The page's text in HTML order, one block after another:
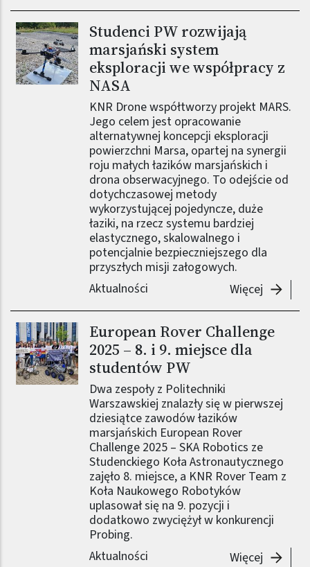
Obraz (old)
Studenci PW rozwijają
marsjański system
eksploracji we współpracy z
NASA
KNR Drone współtworzy projekt MARS.
Jego celem jest opracowanie
alternatywnej koncepcji eksploracji
powierzchni Marsa, opartej na synergii
roju małych łazików marsjańskich i
drona obserwacyjnego. To odejście od
dotychczasowej metody
wykorzystującej pojedyncze, duże
łaziki, na rzecz systemu bardziej
elastycznego, skalowalnego i
potencjalnie bezpieczniejszego dla
przyszłych misji załogowych.
Aktualności
Więcej
Obraz (old)
European Rover Challenge
2025 – 8. i 9. miejsce dla
studentów PW
Dwa zespoły z Politechniki
Warszawskiej znalazły się w pierwszej
dziesiątce zawodów łazików
marsjańskich European Rover
Challenge 2025 – SKA Robotics ze
Studenckiego Koła Astronautycznego
zajęło 8. miejsce, a KNR Rover Team z
Koła Naukowego Robotyków
uplasował się na 9. pozycji i
dodatkowo zwyciężył w konkurencji
Probing.
Aktualności
Więcej